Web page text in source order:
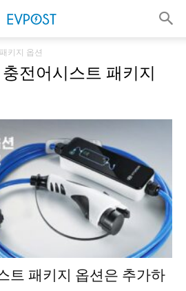
키지 옵션
전어시스트 패키지
트 패키지 옵션은 추가하